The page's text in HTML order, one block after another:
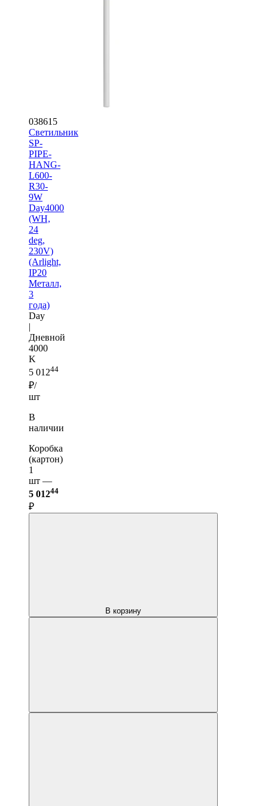
038615
Светильник
SP-
PIPE-
HANG-
L600-
R30-
9W
Day4000
(WH,
24
deg,
230V)
(Arlight,
IP20
Металл,
3
года)
Day
|
Дневной
4000
K
5 01244
₽/
шт
В
наличии
Коробка
(картон)
1
шт —
5 01244
₽
В корзину